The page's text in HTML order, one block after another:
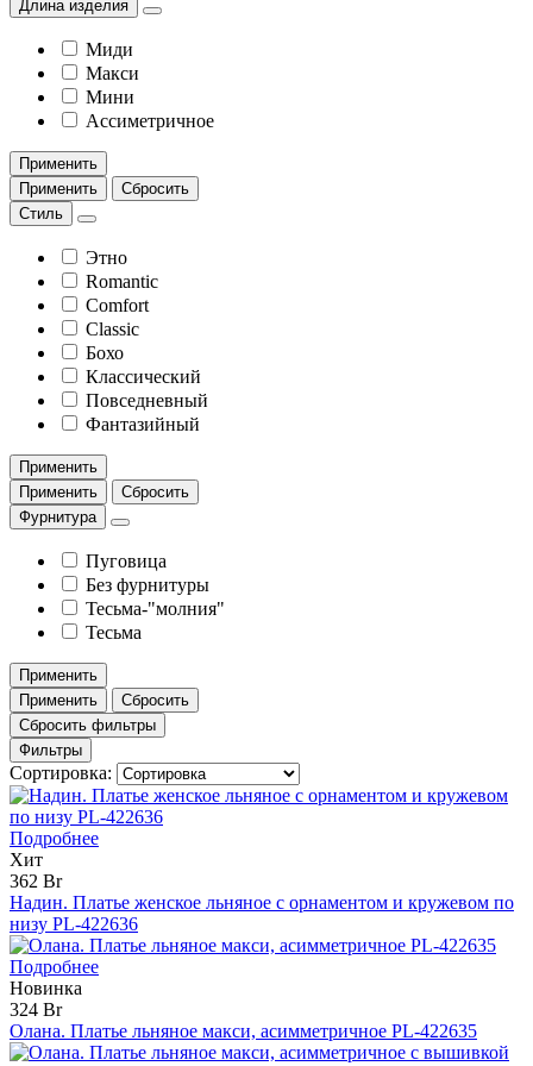
Длина изделия
Миди
Макси
Мини
Ассиметричное
Применить
Применить
Сбросить
Стиль
Этно
Romantic
Comfort
Classic
Бохо
Классический
Повседневный
Фантазийный
Применить
Применить
Сбросить
Фурнитура
Пуговица
Без фурнитуры
Тесьма-"молния"
Тесьма
Применить
Применить
Сбросить
Сбросить фильтры
Фильтры
Сортировка:
Подробнее
Хит
362 Br
Надин. Платье женское льняное с орнаментом и кружевом по
низу PL-422636
Подробнее
Новинка
324 Br
Олана. Платье льняное макси, асимметричное PL-422635